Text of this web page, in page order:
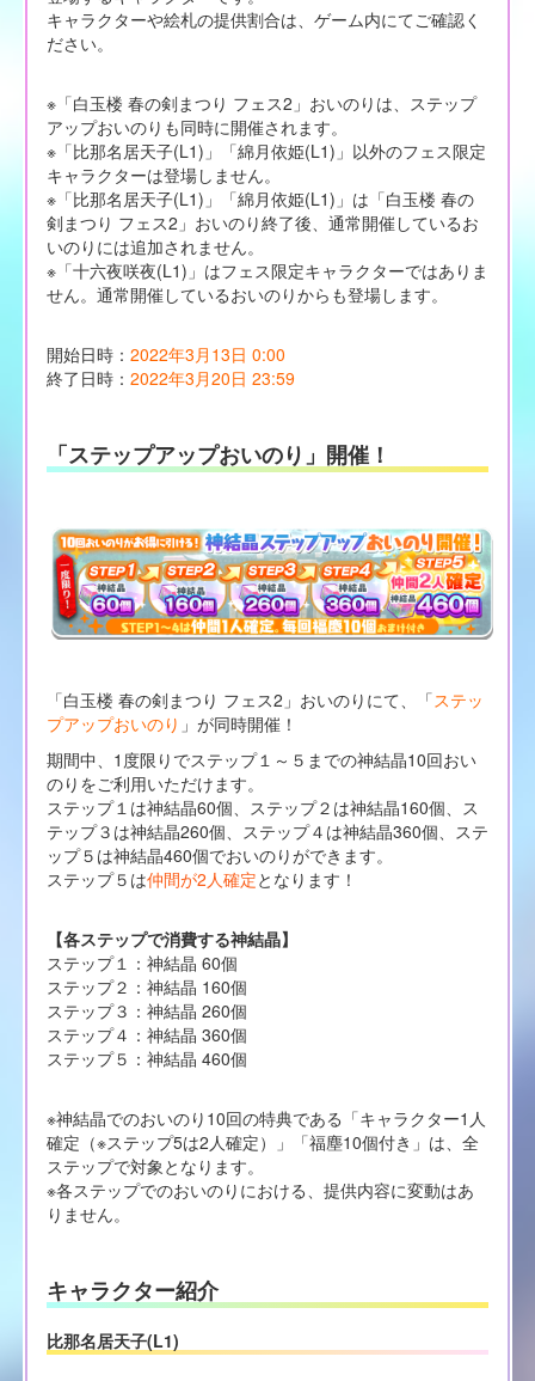
キャラクターや絵札の提供割合は、ゲーム内にてご確認く
ださい。
※「白玉楼 春の剣まつり フェス2」おいのりは、ステップ
アップおいのりも同時に開催されます。
※「比那名居天子(L1)」「綿月依姫(L1)」以外のフェス限定
キャラクターは登場しません。
※「比那名居天子(L1)」「綿月依姫(L1)」は「白玉楼 春の
剣まつり フェス2」おいのり終了後、通常開催しているお
いのりには追加されません。
※「十六夜咲夜(L1)」はフェス限定キャラクターではありま
せん。通常開催しているおいのりからも登場します。
開始日時： 2022年3月13日 0:00
終了日時： 2022年3月20日 23:59
「ステップアップおいのり」開催！
「白玉楼 春の剣まつり フェス2」おいのりにて、「ステッ
プアップおいのり 」が同時開催！
期間中、1度限りでステップ１～５までの神結晶10回おい
のりをご利用いただけます。
ステップ１は神結晶60個、ステップ２は神結晶160個、ス
テップ３は神結晶260個、ステップ４は神結晶360個、ステ
ップ５は神結晶460個でおいのりができます。
ステップ５は仲間が2人確定となります！
【各ステップで消費する神結晶】
ステップ１：神結晶 60個
ステップ２：神結晶 160個
ステップ３：神結晶 260個
ステップ４：神結晶 360個
ステップ５：神結晶 460個
※神結晶でのおいのり10回の特典である「キャラクター1人
確定（※ステップ5は2人確定）」「福塵10個付き」は、全
ステップで対象となります。
※各ステップでのおいのりにおける、提供内容に変動はあ
りません。
キャラクター紹介
比那名居天子(L1)